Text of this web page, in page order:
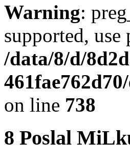
Warning:
supported, use
/data/8/d/
on line 738
8 Poslal